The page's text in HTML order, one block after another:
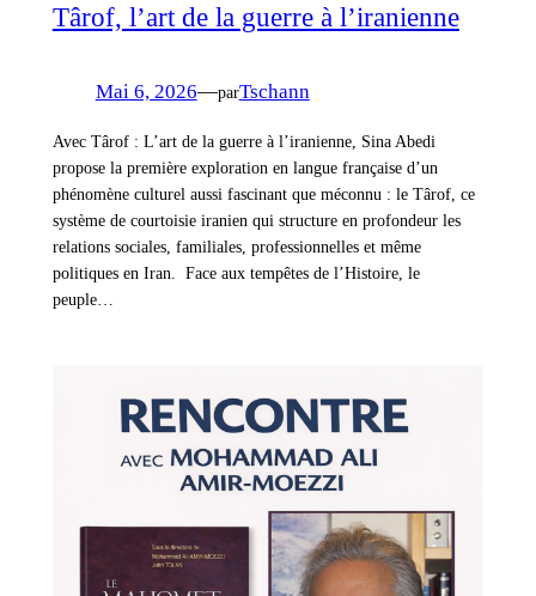
Târof, l’art de la guerre à l’iranienne
Mai 6, 2026—parTschann
Avec Târof : L’art de la guerre à l’iranienne, Sina Abedi
propose la première exploration en langue française d’un
phénomène culturel aussi fascinant que méconnu : le Târof, ce
système de courtoisie iranien qui structure en profondeur les
relations sociales, familiales, professionnelles et même
politiques en Iran. ­­­­ Face aux tempêtes de l’Histoire, le
peuple…